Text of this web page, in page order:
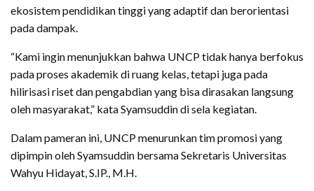
ekosistem pendidikan tinggi yang adaptif dan berorientasi
pada dampak.
“Kami ingin menunjukkan bahwa UNCP tidak hanya berfokus
pada proses akademik di ruang kelas, tetapi juga pada
hilirisasi riset dan pengabdian yang bisa dirasakan langsung
oleh masyarakat,” kata Syamsuddin di sela kegiatan.
Dalam pameran ini, UNCP menurunkan tim promosi yang
dipimpin oleh Syamsuddin bersama Sekretaris Universitas
Wahyu Hidayat, S.IP., M.H.